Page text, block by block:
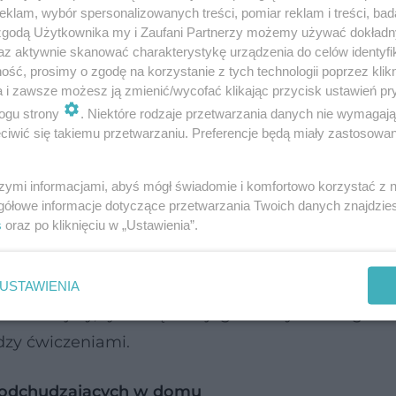
jest różnorodność. Podczas treningu należy
mięśni. Pamiętaj, że każde powtórzenie
ćwiczeń sprawia, że musimy włożyć więcej
ćwiczeniami.
w domu
wybór spersonalizowanych treści, pomiar reklam i treści,
Użytkownika my i Zaufani Partnerzy możemy używać
aktywnie skanować charakterystykę urządzenia do celów
prosimy o zgodę na korzystanie z tych technologii poprzez
i zawsze możesz ją zmienić/wycofać klikając przycisk ustawień
strony
. Niektóre rodzaje przetwarzania danych nie
się takiemu przetwarzaniu. Preferencje będą miały
informacjami, abyś mógł świadomie i komfortowo korzystać z
informacje dotyczące przetwarzania Twoich danych
oraz po kliknięciu w „Ustawienia”.
USTAWIENIA